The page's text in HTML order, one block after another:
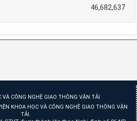
46,682,637
KHOA HỌC VÀ CÔNG NGHỆ GIAO THÔNG VẬN
TẢI.